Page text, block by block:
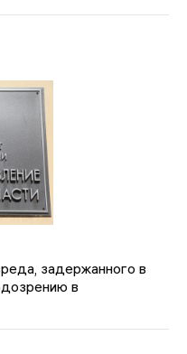
задержанного в
в